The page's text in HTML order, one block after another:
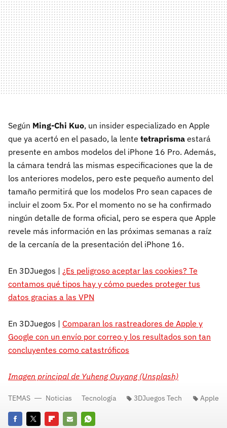
Según Ming-Chi Kuo, un insider especializado en Apple
que ya acertó en el pasado, la lente tetraprisma estará
presente en ambos modelos del iPhone 16 Pro. Además,
la cámara tendrá las mismas especificaciones que la de
los anteriores modelos, pero este pequeño aumento del
tamaño permitirá que los modelos Pro sean capaces de
incluir el zoom 5x. Por el momento no se ha confirmado
ningún detalle de forma oficial, pero se espera que Apple
revele más información en las próximas semanas a raíz
de la cercanía de la presentación del iPhone 16.
En 3DJuegos | ¿Es peligroso aceptar las cookies? Te
contamos qué tipos hay y cómo puedes proteger tus
datos gracias a las VPN
En 3DJuegos | Comparan los rastreadores de Apple y
Google con un envío por correo y los resultados son tan
concluyentes como catastróficos
Imagen principal de Yuheng Ouyang (Unsplash)
TEMAS Noticias Tecnología 3DJuegos Tech Apple